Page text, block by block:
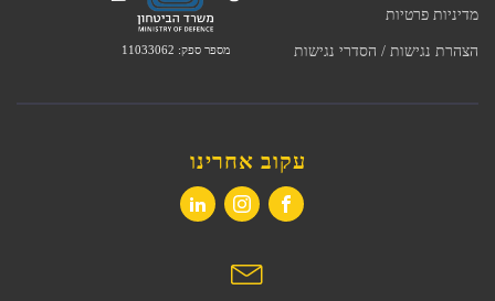
מדיניות פרטיות
הצהרת נגישות / הסדרי נגישות מספר ספק: 11033062
עקוב אחרינו